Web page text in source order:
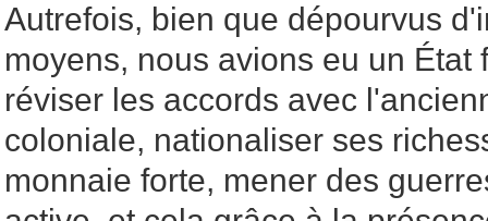
Autrefois, bien que dépourvus
moyens, nous avions eu un État
réviser les accords avec
coloniale, nationaliser ses
monnaie forte, mener des